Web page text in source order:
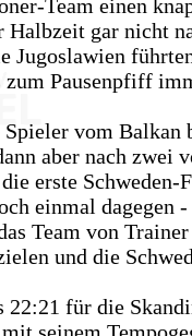
Team einen
Halbzeit gar nicht
Jugoslawien
zum Pausenpfiff
Spieler vom Balkan
aber nach zwei
erste Schweden-
einmal dagegen
Team von
und die
für die